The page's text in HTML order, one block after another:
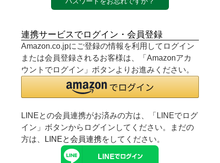
連携サービスでログイン・会員登録
Amazon.co.jpにご登録の情報を利用してログイン
または会員登録されるお客様は、「Amazonアカ
ウントでログイン」ボタンよりお進みください。
LINEとの会員連携がお済みの方は、「LINEでログ
イン」ボタンからログインしてください。まだの
方は、
LINEと会員連携をしてください。